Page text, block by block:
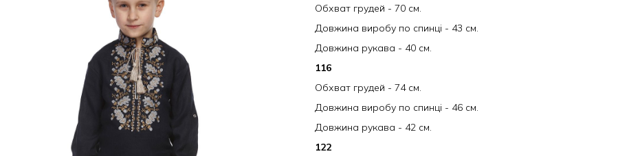
Обхват грудей - 70 см.
Довжина виробу по спинці - 43 см.
Довжина рукава - 40 см.
116
Обхват грудей - 74 см.
Довжина виробу по спинці - 46 см.
Довжина рукава - 42 см.
122